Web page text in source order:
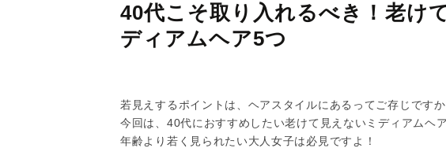
40代こそ取り入れるべき！老け
ディアムヘア5つ
若見えするポイントは、ヘアスタイルにあるってご存じですか
今回は、40代におすすめしたい老けて見えないミディアムヘ
年齢より若く見られたい大人女子は必見ですよ！